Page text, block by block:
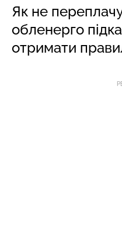
Як не
обленерго
отримати